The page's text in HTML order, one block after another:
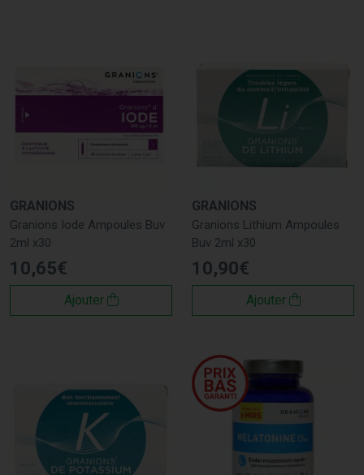
Leader dans l’oligothérapie, la nutrition sportive et expert
dans la micronutrition. Découvrez le laboratoire EA PHARMA.
GRANIONS
Granions Iode Ampoules Buv
2ml x30
10,65€
Ajouter
GRANIONS
Granions Lithium Ampoules
Buv 2ml x30
10,90€
Ajouter